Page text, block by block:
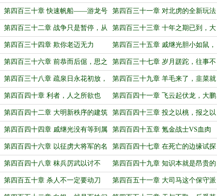
都门日日醉醺醪 肉
第四百三十章 快速帆船——游龙号 第四百三十一章 对北虏的全新玩法
第四百三十二章 战争只是暂停，从
未结束
第四百三十三章 十年之期已到，大
明军开拔！
第四百三十四章 欺你老迈无力 第四百三十五章 戚继光胆小如鼠，
李如松贪生怕死
第四百三十六章 前恭而后倨，思之
令人发笑
第四百三十七章 岁月蹉跎，往事不
复
第四百三十八章 疏泉日永花初放，
幽院人来鸟不惊
第四百三十九章 羊毛来了，韭菜就
没了
第四百四十章 利者，人之所欲也 第四百四十一章 飞云起伏龙，大鹏
运以风
第四百四十二章 大明新秩序的建筑
师
第四百四十三章 投之以桃，报之以
李
第四百四十四章 戚继光没有等到属
于他的十二道金牌
第四百四十五章 氪金战士VS血肉
之躯
第四百四十六章 以征虏大将军的名
义宣布：俺答汗，你被俘虏了
第四百四十七章 在死亡的边缘试探
第四百四十八章 秣兵厉武以讨不
义，务以德安近而绥远
第四百四十九章 知识本就是昂贵的
第四百五十章 杀人不一定要动刀 第四百五十一章 大司马这个保守派